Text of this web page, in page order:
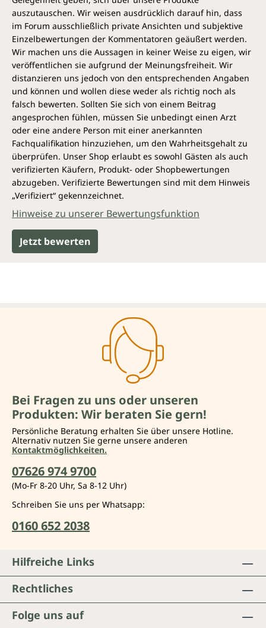
auszutauschen. Wir weisen ausdrücklich darauf hin, dass
im Forum ausschließlich private Ansichten und subjektive
Einzelbewertungen der Kommentatoren geäußert werden.
Wir machen uns die Aussagen in keiner Weise zu eigen, wir
veröffentlichen sie aufgrund der Meinungsfreiheit. Wir
distanzieren uns jedoch von den entsprechenden Angaben
und können und wollen diese weder als richtig noch als
falsch bewerten. Sollten Sie sich von einem Beitrag
angesprochen fühlen, müssen Sie unbedingt einen Arzt
oder eine andere Person mit einer anerkannten
Fachqualifikation hinzuziehen, um den Wahrheitsgehalt zu
überprüfen. Unser Shop erlaubt es sowohl Gästen als auch
verifizierten Käufern, Produkt- oder Shopbewertungen
abzugeben. Verifizierte Bewertungen sind mit dem Hinweis
„Verifiziert“ gekennzeichnet.
Hinweise zu unserer Bewertungsfunktion
Jetzt bewerten
Bei Fragen zu uns oder unseren
Produkten: Wir beraten Sie gern!
Persönliche Beratung erhalten Sie über unsere Hotline.
Alternativ nutzen Sie gerne unsere anderen
Kontaktmöglichkeiten.
07626 974 9700
(Mo-Fr 8-20 Uhr, Sa 8-12 Uhr)
Schreiben Sie uns per Whatsapp:
0160 652 2038
Folge uns auf
Hilfreiche Links
Rechtliches